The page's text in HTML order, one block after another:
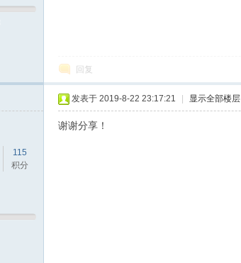
回复
115
积分
发表于 2019-8-22 23:17:21 显示全部楼层
谢谢分享！